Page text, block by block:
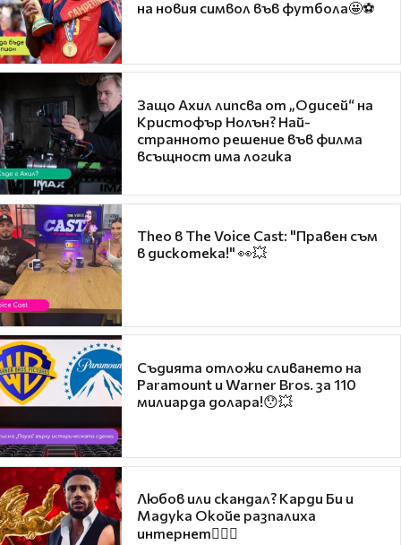
на новия символ във футбола🤩⚽
Защо Ахил липсва от „Одисей“ на
Кристофър Нолън? Най-
странното решение във филма
всъщност има логика
Theo в The Voice Cast: "Правен съм
в дискотека!" 👀💥
Съдията отложи сливането на
Paramount и Warner Bros. за 110
милиарда долара!😯💥
Любов или скандал? Карди Би и
Мадука Окойе разпалиха
интернет❤️‍🔥🔥